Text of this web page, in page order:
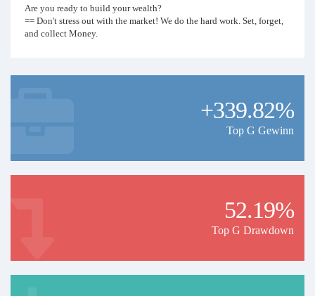
Are you ready to build your wealth?
== Don't stress out with the market! We do the hard work. Set, forget,
and collect Money.
+339.82%
Top G Gewinn
52.19%
Top G Drawdown